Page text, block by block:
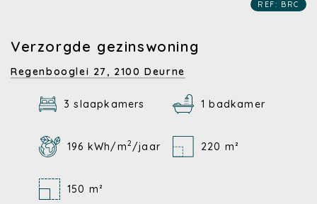
REF: BRC
Verzorgde gezinswoning
Regenbooglei 27, 2100 Deurne
3 slaapkamers 1 badkamer
196 kWh/m2 /jaar 220 m²
150 m²